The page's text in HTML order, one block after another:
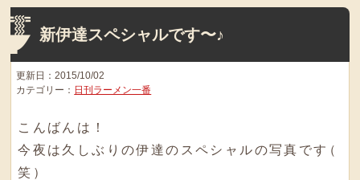
新伊達スペシャルです〜♪
更新日：2015/10/02
カテゴリー： 日刊ラーメン一番
こんばんは！
今夜は久しぶりの伊達のスペシャルの写真です（
笑 ）